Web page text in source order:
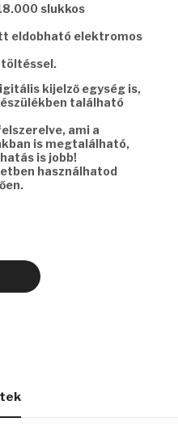
Ft.
slukkos
eldobható elektromos
töltéssel.
kijelző egység is,
található
ami a
is megtalálható,
is jobb!
használhatod